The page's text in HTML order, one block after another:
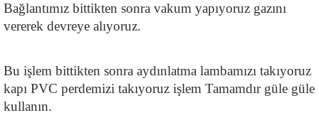
Bağlantımız bittikten sonra vakum yapıyoruz gazını
vererek devreye alıyoruz.
Bu işlem bittikten sonra aydınlatma lambamızı takıyoruz
kapı PVC perdemizi takıyoruz işlem Tamamdır güle güle
kullanın.